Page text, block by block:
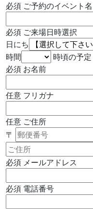
必須 ご予約のイベント名
必須 ご来場日時選択
日にち
時間
時頃の予定
必須 お名前
任意 フリガナ
任意 ご住所
〒
必須 メールアドレス
必須 電話番号